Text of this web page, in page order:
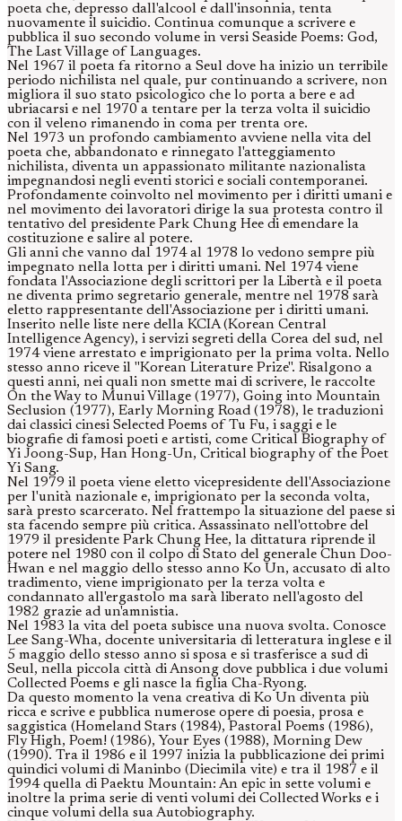
poeta che, depresso dall'alcool e dall'insonnia, tenta
nuovamente il suicidio. Continua comunque a scrivere e
pubblica il suo secondo volume in versi Seaside Poems: God,
The Last Village of Languages.
Nel 1967 il poeta fa ritorno a Seul dove ha inizio un terribile
periodo nichilista nel quale, pur continuando a scrivere, non
migliora il suo stato psicologico che lo porta a bere e ad
ubriacarsi e nel 1970 a tentare per la terza volta il suicidio
con il veleno rimanendo in coma per trenta ore.
Nel 1973 un profondo cambiamento avviene nella vita del
poeta che, abbandonato e rinnegato l'atteggiamento
nichilista, diventa un appassionato militante nazionalista
impegnandosi negli eventi storici e sociali contemporanei.
Profondamente coinvolto nel movimento per i diritti umani e
nel movimento dei lavoratori dirige la sua protesta contro il
tentativo del presidente Park Chung Hee di emendare la
costituzione e salire al potere.
Gli anni che vanno dal 1974 al 1978 lo vedono sempre più
impegnato nella lotta per i diritti umani. Nel 1974 viene
fondata l'Associazione degli scrittori per la Libertà e il poeta
ne diventa primo segretario generale, mentre nel 1978 sarà
eletto rappresentante dell'Associazione per i diritti umani.
Inserito nelle liste nere della KCIA (Korean Central
Intelligence Agency), i servizi segreti della Corea del sud, nel
1974 viene arrestato e imprigionato per la prima volta. Nello
stesso anno riceve il "Korean Literature Prize". Risalgono a
questi anni, nei quali non smette mai di scrivere, le raccolte
On the Way to Munui Village (1977), Going into Mountain
Seclusion (1977), Early Morning Road (1978), le traduzioni
dai classici cinesi Selected Poems of Tu Fu, i saggi e le
biografie di famosi poeti e artisti, come Critical Biography of
Yi Joong-Sup, Han Hong-Un, Critical biography of the Poet
Yi Sang.
Nel 1979 il poeta viene eletto vicepresidente dell'Associazione
per l'unità nazionale e, imprigionato per la seconda volta,
sarà presto scarcerato. Nel frattempo la situazione del paese si
sta facendo sempre più critica. Assassinato nell'ottobre del
1979 il presidente Park Chung Hee, la dittatura riprende il
potere nel 1980 con il colpo di Stato del generale Chun Doo-
Hwan e nel maggio dello stesso anno Ko Un, accusato di alto
tradimento, viene imprigionato per la terza volta e
condannato all'ergastolo ma sarà liberato nell'agosto del
1982 grazie ad un'amnistia.
Nel 1983 la vita del poeta subisce una nuova svolta. Conosce
Lee Sang-Wha, docente universitaria di letteratura inglese e il
5 maggio dello stesso anno si sposa e si trasferisce a sud di
Seul, nella piccola città di Ansong dove pubblica i due volumi
Collected Poems e gli nasce la figlia Cha-Ryong.
Da questo momento la vena creativa di Ko Un diventa più
ricca e scrive e pubblica numerose opere di poesia, prosa e
saggistica (Homeland Stars (1984), Pastoral Poems (1986),
Fly High, Poem! (1986), Your Eyes (1988), Morning Dew
(1990). Tra il 1986 e il 1997 inizia la pubblicazione dei primi
quindici volumi di Maninbo (Diecimila vite) e tra il 1987 e il
1994 quella di Paektu Mountain: An epic in sette volumi e
inoltre la prima serie di venti volumi dei Collected Works e i
cinque volumi della sua Autobiography.